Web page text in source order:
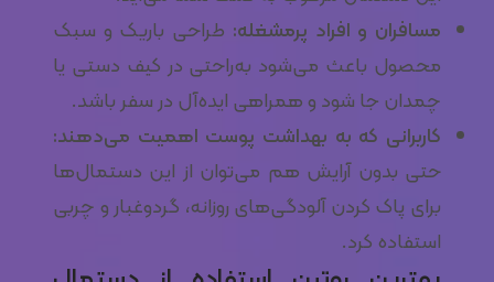
مسافران و افراد پرمشغله: طراحی باریک و سبک
محصول باعث می‌شود به‌راحتی در کیف دستی یا
چمدان جا شود و همراهی ایده‌آل در سفر باشد.
کاربرانی که به بهداشت پوست اهمیت می‌دهند:
حتی بدون آرایش هم می‌توان از این دستمال‌ها
برای پاک کردن آلودگی‌های روزانه، گردوغبار و چربی
استفاده کرد.